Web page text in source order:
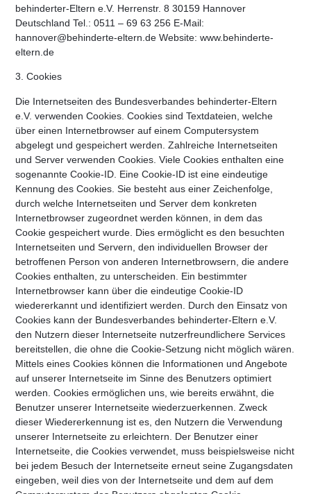
behinderter-Eltern e.V. Herrenstr. 8 30159 Hannover
Deutschland Tel.: 0511 – 69 63 256 E-Mail:
hannover@behinderte-eltern.de Website: www.behinderte-
eltern.de
3. Cookies
Die Internetseiten des Bundesverbandes behinderter-Eltern
e.V. verwenden Cookies. Cookies sind Textdateien, welche
über einen Internetbrowser auf einem Computersystem
abgelegt und gespeichert werden. Zahlreiche Internetseiten
und Server verwenden Cookies. Viele Cookies enthalten eine
sogenannte Cookie-ID. Eine Cookie-ID ist eine eindeutige
Kennung des Cookies. Sie besteht aus einer Zeichenfolge,
durch welche Internetseiten und Server dem konkreten
Internetbrowser zugeordnet werden können, in dem das
Cookie gespeichert wurde. Dies ermöglicht es den besuchten
Internetseiten und Servern, den individuellen Browser der
betroffenen Person von anderen Internetbrowsern, die andere
Cookies enthalten, zu unterscheiden. Ein bestimmter
Internetbrowser kann über die eindeutige Cookie-ID
wiedererkannt und identifiziert werden. Durch den Einsatz von
Cookies kann der Bundesverbandes behinderter-Eltern e.V.
den Nutzern dieser Internetseite nutzerfreundlichere Services
bereitstellen, die ohne die Cookie-Setzung nicht möglich wären.
Mittels eines Cookies können die Informationen und Angebote
auf unserer Internetseite im Sinne des Benutzers optimiert
werden. Cookies ermöglichen uns, wie bereits erwähnt, die
Benutzer unserer Internetseite wiederzuerkennen. Zweck
dieser Wiedererkennung ist es, den Nutzern die Verwendung
unserer Internetseite zu erleichtern. Der Benutzer einer
Internetseite, die Cookies verwendet, muss beispielsweise nicht
bei jedem Besuch der Internetseite erneut seine Zugangsdaten
eingeben, weil dies von der Internetseite und dem auf dem